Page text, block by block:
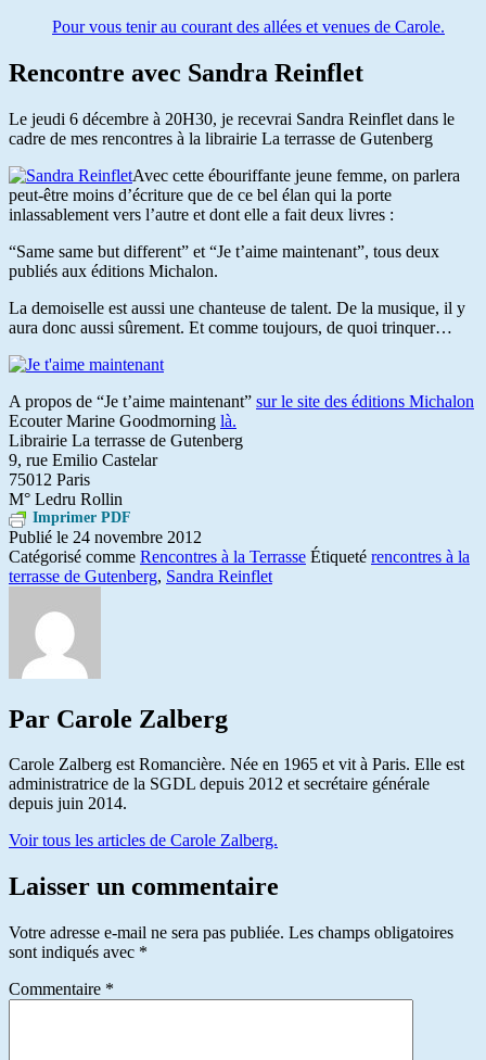
Pour vous tenir au courant des allées et venues de Carole.
Rencontre avec Sandra Reinflet
Le jeudi 6 décembre à 20H30, je recevrai Sandra Reinflet dans le
cadre de mes rencontres à la librairie La terrasse de Gutenberg
Avec cette ébouriffante jeune femme, on parlera
peut-être moins d’écriture que de ce bel élan qui la porte
inlassablement vers l’autre et dont elle a fait deux livres :
“Same same but different” et “Je t’aime maintenant”, tous deux
publiés aux éditions Michalon.
La demoiselle est aussi une chanteuse de talent. De la musique, il y
aura donc aussi sûrement. Et comme toujours, de quoi trinquer…
A propos de “Je t’aime maintenant” sur le site des éditions Michalon
Ecouter Marine Goodmorning là.
Librairie La terrasse de Gutenberg
9, rue Emilio Castelar
75012 Paris
M° Ledru Rollin
Imprimer PDF
Publié le 24 novembre 2012
Catégorisé comme Rencontres à la Terrasse Étiqueté rencontres à la
terrasse de Gutenberg, Sandra Reinflet
Par Carole Zalberg
Carole Zalberg est Romancière. Née en 1965 et vit à Paris. Elle est
administratrice de la SGDL depuis 2012 et secrétaire générale
depuis juin 2014.
Voir tous les articles de Carole Zalberg.
Laisser un commentaire
Votre adresse e-mail ne sera pas publiée. Les champs obligatoires
sont indiqués avec *
Commentaire *